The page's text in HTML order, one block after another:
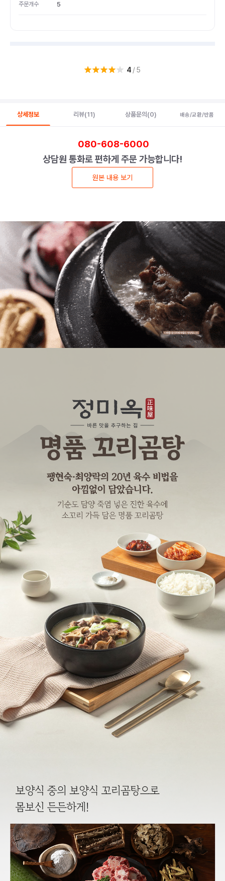
주문개수 5
4 /5
상세정보 리뷰(11) 상품문의 (0) 배송/교환/반품
080-608-6000
상담원 통화로 편하게 주문 가능합니다!
원본 내용 보기